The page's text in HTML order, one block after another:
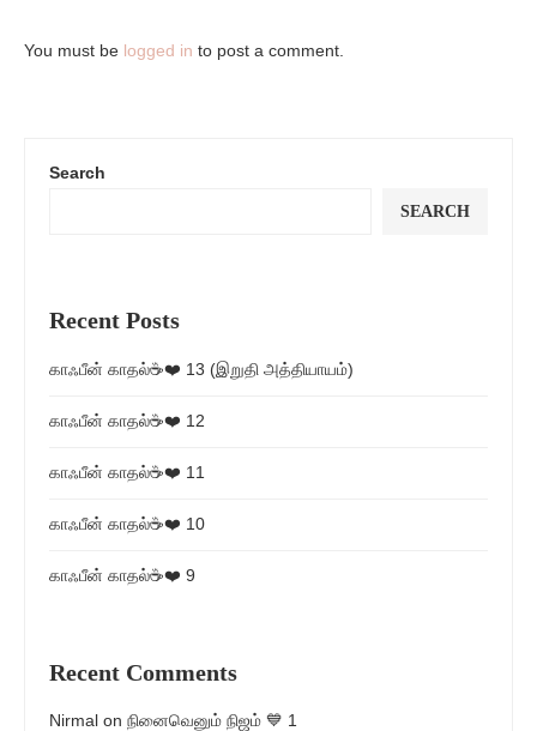
You must be logged in to post a comment.
Search
SEARCH
Recent Posts
காஃபீன் காதல்☕❤️ 13 (இறுதி அத்தியாயம்)
காஃபீன் காதல்☕❤️ 12
காஃபீன் காதல்☕❤️ 11
காஃபீன் காதல்☕❤️ 10
காஃபீன் காதல்☕❤️ 9
Recent Comments
Nirmal on நினைவெனும் நிஜம் 💙 1